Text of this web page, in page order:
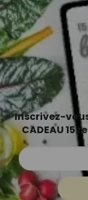
Inscrivez-
CADEAU 15